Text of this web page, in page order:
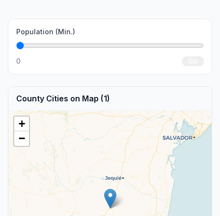
Population (Min.)
0
County Cities on Map (1)
+
−